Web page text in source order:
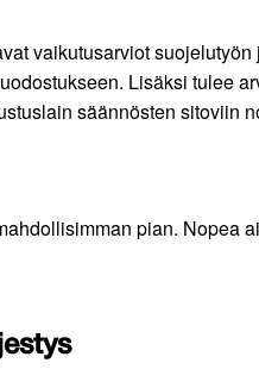
vaikutusarviot
Lisäksi tulee
säännösten
pian. Nopea